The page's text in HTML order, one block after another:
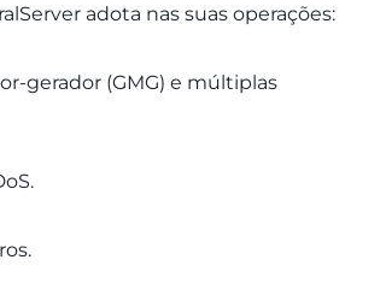
adota nas suas operações:
gerador (GMG) e múltiplas